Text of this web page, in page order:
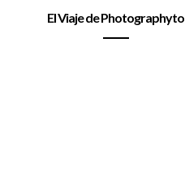
El Viaje de Photographyto